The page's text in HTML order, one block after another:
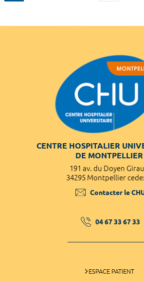
CENTRE HOSPITALIER
DE MONTPELLIER
191 av. du Doyen
34295 Montpellier
Contacter le
04 67 33 67 33
ESPACE PATIENT